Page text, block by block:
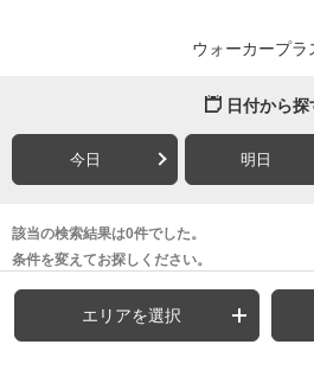
ウォーカープラ
日付から探
今日 明日
該当の検索結果は0件でした。
条件を変えてお探しください。
エリアを選択